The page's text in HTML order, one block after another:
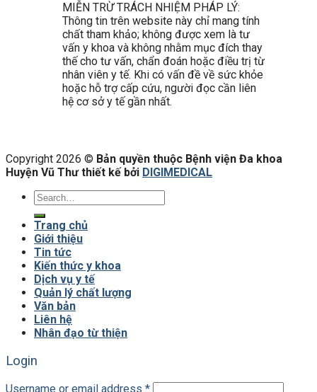
MIỄN TRỪ TRÁCH NHIỆM PHÁP LÝ:
Thông tin trên website này chỉ mang tính
chất tham khảo; không được xem là tư
vấn y khoa và không nhằm mục đích thay
thế cho tư vấn, chẩn đoán hoặc điều trị từ
nhân viên y tế. Khi có vấn đề về sức khỏe
hoặc hỗ trợ cấp cứu, người đọc cần liên
hệ cơ sở y tế gần nhất.
Copyright 2026 © Bản quyền thuộc Bệnh viện Đa khoa
Huyện Vũ Thư thiết kế bởi DIGIMEDICAL
Trang chủ
Giới thiệu
Tin tức
Kiến thức y khoa
Dịch vụ y tế
Quản lý chất lượng
Văn bản
Liên hệ
Nhân đạo từ thiện
Login
Username or email address *